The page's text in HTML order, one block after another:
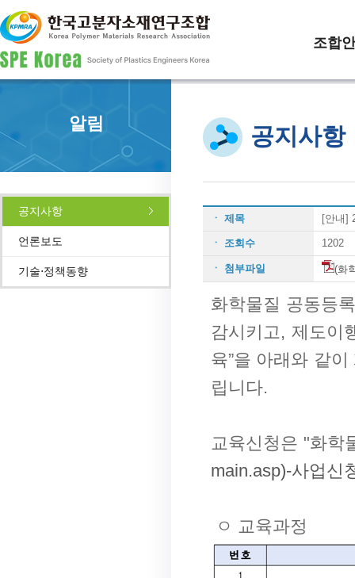
조합
알림
공지사항
언론보도
기술⋅정책동향
공지사항
ㆍ 제목 [안내]
ㆍ 조회수 1202
ㆍ 첨부파일 (화
화학물질 공동등
감시키고, 제도이
육”을 아래와 같
립니다.
교육신청은 "화
main.asp)-사업신
ㅇ 교육과정